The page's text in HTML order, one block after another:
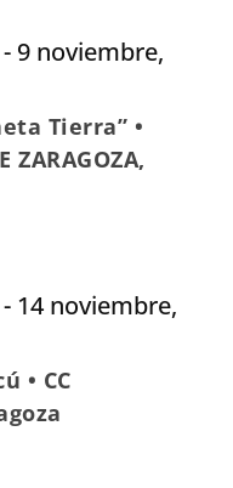
- 9 noviembre,
Tierra” •
ZARAGOZA,
- 14 noviembre,
• CC